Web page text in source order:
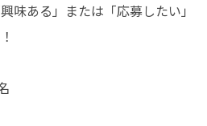
味ある」または「応募したい」